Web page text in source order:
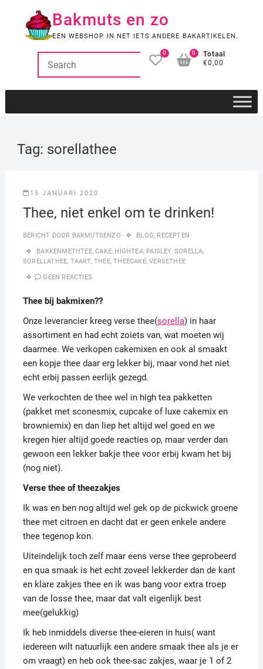
Bakmuts en zo
EEN WEBSHOP IN NET IETS ANDERE BAKARTIKELEN.
0
Totaal
€0,00
0
Tag: sorellathee
15 JANUARI 2020
Thee, niet enkel om te drinken!
BERICHT DOOR BAKMUTSENZO BLOG, RECEPTEN
BAKKENMETHTEE,CAKE, HIGHTEA, PAISLEY,SORELLA,
SORELLATHEE, TAART, THEE,THEECAKE,VERSETHEE
GEEN REACTIES
Thee bij bakmixen??
Onze leverancier kreeg verse thee(sorella) in haar
assortiment en had echt zoiets van, wat moeten wij
daarmee. We verkopen cakemixen en ook al smaakt
een kopje thee daar erg lekker bij, maar vond het niet
echt erbij passen eerlijk gezegd.
We verkochten de thee wel in high tea pakketten
(pakket met sconesmix, cupcake of luxe cakemix en
browniemix) en dan liep het altijd wel goed en we
kregen hier altijd goede reacties op, maar verder dan
gewoon een lekker bakje thee voor erbij kwam het bij
(nog niet).
Verse thee of theezakjes
Ik was en ben nog altijd wel gek op de pickwick groene
thee met citroen en dacht dat er geen enkele andere
thee tegenop kon.
Uiteindelijk toch zelf maar eens verse thee geprobeerd
en qua smaak is het echt zoveel lekkerder dan de kant
en klare zakjes thee en ik was bang voor extra troep
van de losse thee, maar dat valt eigenlijk best
mee(gelukkig)
Ik heb inmiddels diverse thee-eieren in huis( want
iedereen wilt natuurlijk een andere smaak thee als je er
om vraagt) en heb ook thee-sac zakjes, waar je 1 of 2